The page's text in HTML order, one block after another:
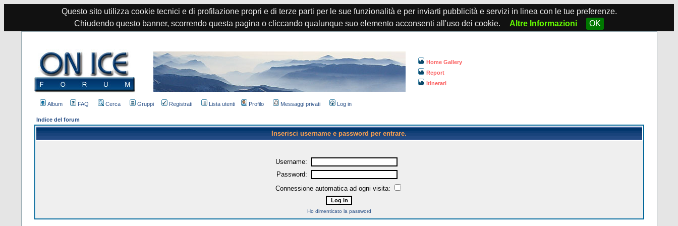
Questo sito utilizza cookie tecnici e di profilazione propri e di terze parti per le sue funzionalità e per inviarti pubblicità e servizi in linea con le tue preferenze.
Chiudendo questo banner, scorrendo questa pagina o cliccando qualunque suo elemento acconsenti all'uso dei cookie.
Altre Informazioni OK
Home Gallery
Report
Itinerari
Album FAQ Cerca Gruppi Registrati Lista utenti Profilo Messaggi privati Log in
Indice del forum
Inserisci username e password per entrare.
Username:
Password:
Connessione automatica ad ogni visita:
Ho dimenticato la password